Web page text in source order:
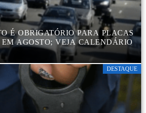
É OBRIGATÓRIO PARA PLACAS
AGOSTO; VEJA CALENDÁRIO
DESTAQUE